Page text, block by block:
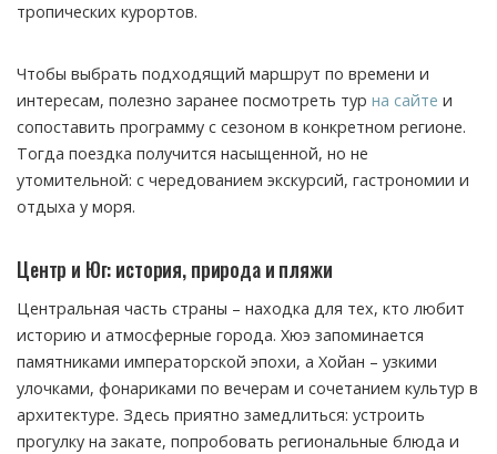
тропических курортов.
Чтобы выбрать подходящий маршрут по времени и
интересам, полезно заранее посмотреть тур на сайте и
сопоставить программу с сезоном в конкретном регионе.
Тогда поездка получится насыщенной, но не
утомительной: с чередованием экскурсий, гастрономии и
отдыха у моря.
Центр и Юг: история, природа и пляжи
Центральная часть страны – находка для тех, кто любит
историю и атмосферные города. Хюэ запоминается
памятниками императорской эпохи, а Хойан – узкими
улочками, фонариками по вечерам и сочетанием культур в
архитектуре. Здесь приятно замедлиться: устроить
прогулку на закате, попробовать региональные блюда и